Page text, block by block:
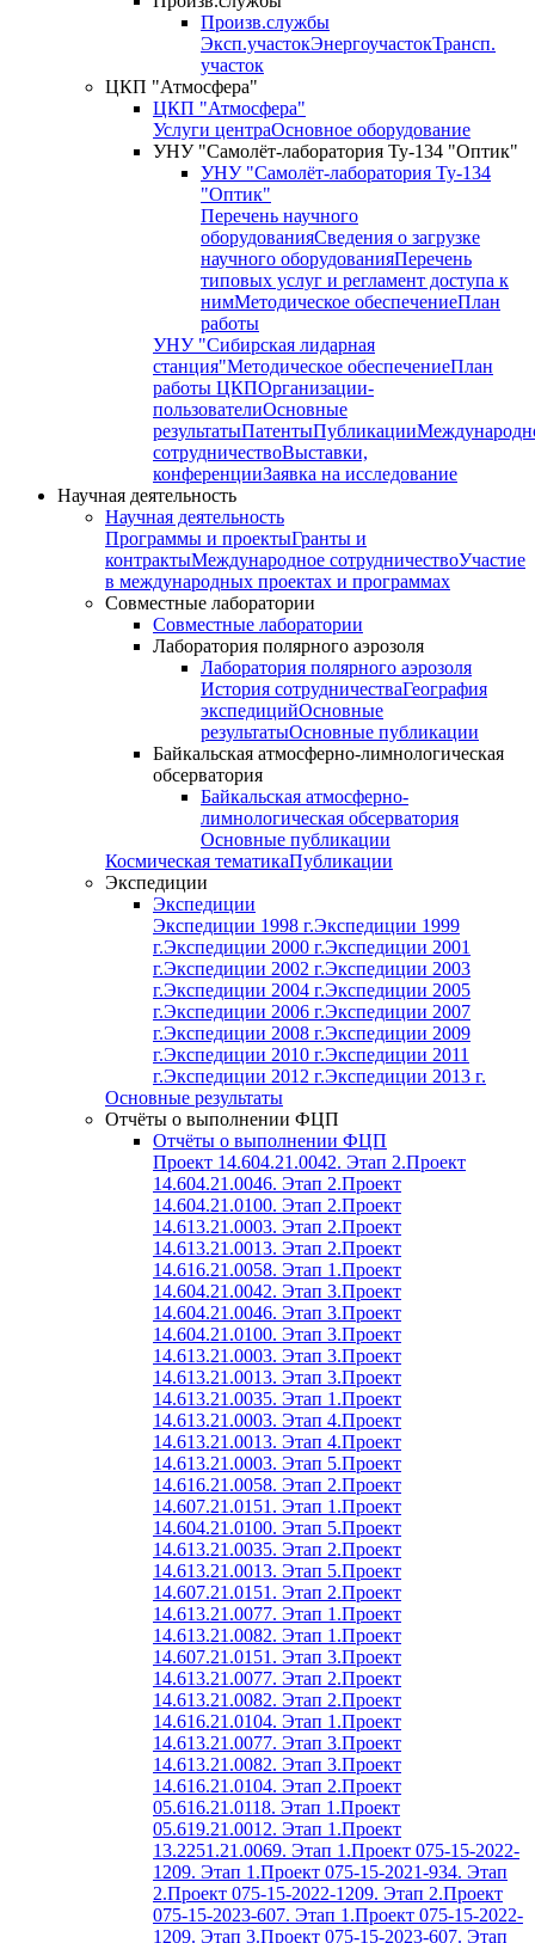
Произв.службы
Эксп.участокЭнергоучастокТрансп.
участок
ЦКП "Атмосфера"
ЦКП "Атмосфера"
Услуги центраОсновное оборудование
УНУ "Самолёт-лаборатория Ту-134 "Оптик"
УНУ "Самолёт-лаборатория Ту-134
"Оптик"
Перечень научного
оборудованияСведения о загрузке
научного оборудованияПеречень
типовых услуг и регламент доступа к
нимМетодическое обеспечениеПлан
работы
УНУ "Сибирская лидарная
станция"Методическое обеспечениеПлан
работы ЦКПОрганизации-
пользователиОсновные
результатыПатентыПубликации
сотрудничествоВыставки,
конференцииЗаявка на исследование
Научная деятельность
Научная деятельность
Программы и проектыГранты и
контрактыМеждународное сотрудничествоУчастие
в международных проектах и программах
Совместные лаборатории
Совместные лаборатории
Лаборатория полярного аэрозоля
Лаборатория полярного аэрозоля
История сотрудничестваГеография
экспедицийОсновные
результатыОсновные публикации
Байкальская атмосферно-лимнологическая
обсерватория
Байкальская атмосферно-
лимнологическая обсерватория
Основные публикации
Космическая тематикаПубликации
Экспедиции
Экспедиции
Экспедиции 1998 г.Экспедиции 1999
г.Экспедиции 2000 г.Экспедиции 2001
г.Экспедиции 2002 г.Экспедиции 2003
г.Экспедиции 2004 г.Экспедиции 2005
г.Экспедиции 2006 г.Экспедиции 2007
г.Экспедиции 2008 г.Экспедиции 2009
г.Экспедиции 2010 г.Экспедиции 2011
г.Экспедиции 2012 г.Экспедиции 2013 г.
Основные результаты
Отчёты о выполнении ФЦП
Отчёты о выполнении ФЦП
Проект 14.604.21.0042. Этап 2.Проект
14.604.21.0046. Этап 2.Проект
14.604.21.0100. Этап 2.Проект
14.613.21.0003. Этап 2.Проект
14.613.21.0013. Этап 2.Проект
14.616.21.0058. Этап 1.Проект
14.604.21.0042. Этап 3.Проект
14.604.21.0046. Этап 3.Проект
14.604.21.0100. Этап 3.Проект
14.613.21.0003. Этап 3.Проект
14.613.21.0013. Этап 3.Проект
14.613.21.0035. Этап 1.Проект
14.613.21.0003. Этап 4.Проект
14.613.21.0013. Этап 4.Проект
14.613.21.0003. Этап 5.Проект
14.616.21.0058. Этап 2.Проект
14.607.21.0151. Этап 1.Проект
14.604.21.0100. Этап 5.Проект
14.613.21.0035. Этап 2.Проект
14.613.21.0013. Этап 5.Проект
14.607.21.0151. Этап 2.Проект
14.613.21.0077. Этап 1.Проект
14.613.21.0082. Этап 1.Проект
14.607.21.0151. Этап 3.Проект
14.613.21.0077. Этап 2.Проект
14.613.21.0082. Этап 2.Проект
14.616.21.0104. Этап 1.Проект
14.613.21.0077. Этап 3.Проект
14.613.21.0082. Этап 3.Проект
14.616.21.0104. Этап 2.Проект
05.616.21.0118. Этап 1.Проект
05.619.21.0012. Этап 1.Проект
13.2251.21.0069. Этап 1.Проект 075-15-2022-
1209. Этап 1.Проект 075-15-2021-934. Этап
2.Проект 075-15-2022-1209. Этап 2.Проект
075-15-2023-607. Этап 1.Проект 075-15-2022-
1209. Этап 3.Проект 075-15-2023-607. Этап